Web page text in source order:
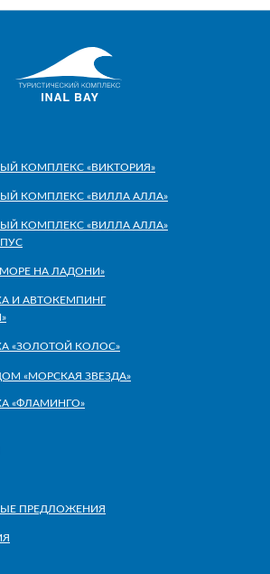
КОМПЛЕКС «ВИКТОРИЯ»
КОМПЛЕКС «ВИЛЛА АЛЛА»
КОМПЛЕКС «ВИЛЛА АЛЛА»
НА ЛАДОНИ»
И АВТОКЕМПИНГ
«ЗОЛОТОЙ КОЛОС»
«МОРСКАЯ ЗВЕЗДА»
«ФЛАМИНГО»
ПРЕДЛОЖЕНИЯ